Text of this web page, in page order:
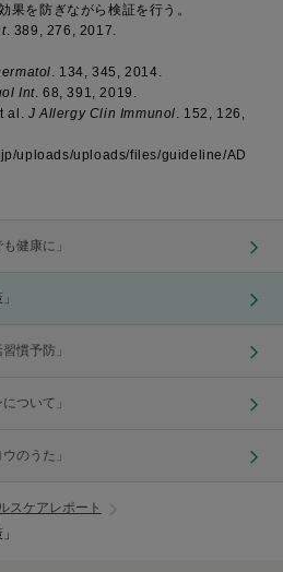
果を防ぎながら検証を行う。
. 389, 276, 2017.
. 134, 345, 2014.
Int. 68, 391, 2019.
al. J Allergy Clin Immunol . 152, 126,
uploads/uploads/files/guideline/AD
健康に」
慣予防」
ついて」
のうた」
スケアレポート